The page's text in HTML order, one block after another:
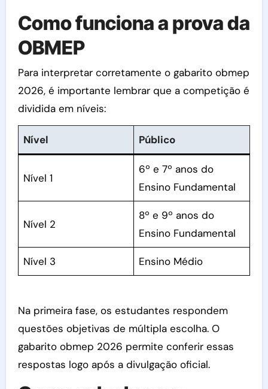
Como funciona a prova da
OBMEP
Para interpretar corretamente o gabarito obmep
2026, é importante lembrar que a competição é
dividida em níveis:
Nível Público
Nível 1
6º e 7º anos do
Ensino Fundamental
Nível 2
8º e 9º anos do
Ensino Fundamental
Nível 3 Ensino Médio
Na primeira fase, os estudantes respondem
questões objetivas de múltipla escolha. O
gabarito obmep 2026 permite conferir essas
respostas logo após a divulgação oficial.